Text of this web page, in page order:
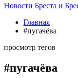
Новости Бреста и
Главная
#пугачёва
просмотр тегов
#пугачёва